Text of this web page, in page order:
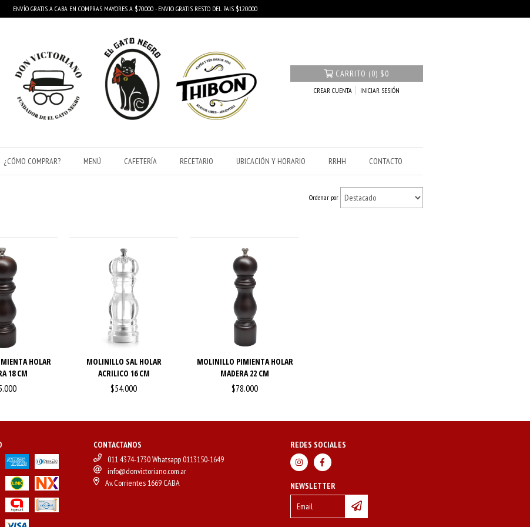
ENVÍO GRATIS A CABA EN COMPRAS MAYORES A $70.000 - ENVIO GRATIS RESTO DEL PAIS $120.000
CARRITO (0) $0
CREAR CUENTA INICIAR SESIÓN
¿CÓMO COMPRAR? MENÚ CAFETERÍA RECETARIO UBICACIÓN Y HORARIO RRHH CONTACTO
Ordenar por
HOLAR
18 CM
MOLINILLO SAL HOLAR
ACRILICO 16 CM
$54.000
MOLINILLO PIMIENTA HOLAR
MADERA 22 CM
$78.000
CONTACTANOS
011 4374-1730 Whatsapp 0113150-1649
info@donvictoriano.com.ar
Av. Corrientes 1669 CABA
REDES SOCIALES
NEWSLETTER